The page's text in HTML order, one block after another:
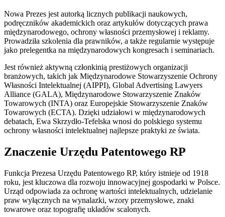
Nowa Prezes jest autorką licznych publikacji naukowych,
podręczników akademickich oraz artykułów dotyczących prawa
międzynarodowego, ochrony własności przemysłowej i reklamy.
Prowadziła szkolenia dla prawników, a także regularnie występuje
jako prelegentka na międzynarodowych kongresach i seminariach.
Jest również aktywną członkinią prestiżowych organizacji
branżowych, takich jak Międzynarodowe Stowarzyszenie Ochrony
Własności Intelektualnej (AIPPI), Global Advertising Lawyers
Alliance (GALA), Międzynarodowe Stowarzyszenie Znaków
Towarowych (INTA) oraz Europejskie Stowarzyszenie Znaków
Towarowych (ECTA). Dzięki udziałowi w międzynarodowych
debatach, Ewa Skrzydło-Tefelska wnosi do polskiego systemu
ochrony własności intelektualnej najlepsze praktyki ze świata.
Znaczenie Urzędu Patentowego RP
Funkcja Prezesa Urzędu Patentowego RP, który istnieje od 1918
roku, jest kluczowa dla rozwoju innowacyjnej gospodarki w Polsce.
Urząd odpowiada za ochronę wartości intelektualnych, udzielanie
praw wyłącznych na wynalazki, wzory przemysłowe, znaki
towarowe oraz topografię układów scalonych.